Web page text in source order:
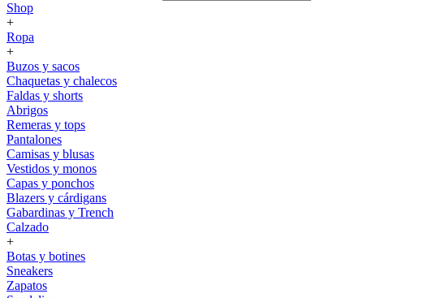
Shop
+
Ropa
+
Buzos y sacos
Chaquetas y chalecos
Faldas y shorts
Abrigos
Remeras y tops
Pantalones
Camisas y blusas
Vestidos y monos
Capas y ponchos
Blazers y cárdigans
Gabardinas y Trench
Calzado
+
Botas y botines
Sneakers
Zapatos